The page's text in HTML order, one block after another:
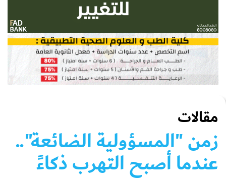
مقالات
زمن "المسؤولية الضائعة"..
عندما أصبح التهرب ذكاءً